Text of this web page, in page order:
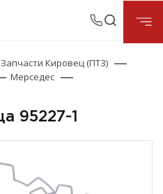
Запчасти Кировец (ПТЗ)
Мерседес
95227-1